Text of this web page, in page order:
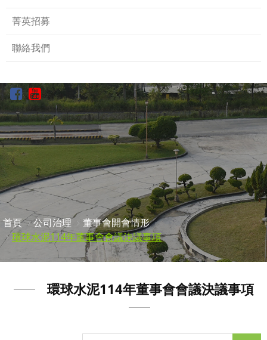
菁英招募
聯絡我們
首頁 公司治理
董事會開會情形
環球水泥114年董事會會議決議事項
環球水泥114年董事會會議決議事項